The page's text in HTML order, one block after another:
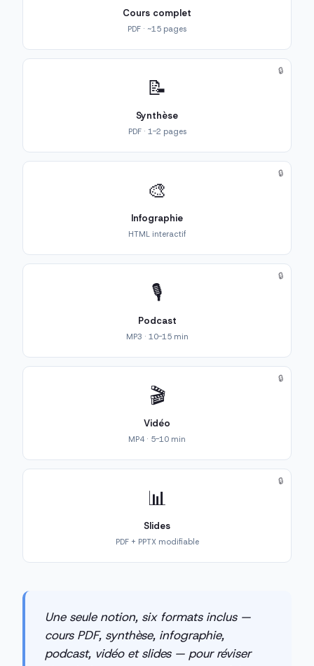
Cours complet
PDF · ~15 pages
📝
Synthèse
PDF · 1-2 pages
🔒
🎨
Infographie
HTML interactif
🔒
🎙️
Podcast
MP3 · 10-15 min
🔒
🎬
Vidéo
MP4 · 5-10 min
🔒
📊
Slides
PDF + PPTX modifiable
🔒
Une seule notion, six formats inclus —
cours PDF, synthèse, infographie,
podcast, vidéo et slides — pour réviser